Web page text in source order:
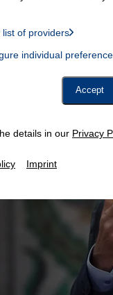
of providers
Embed, Twitter
individual
Accept
details in ourPrivacy
Imprint